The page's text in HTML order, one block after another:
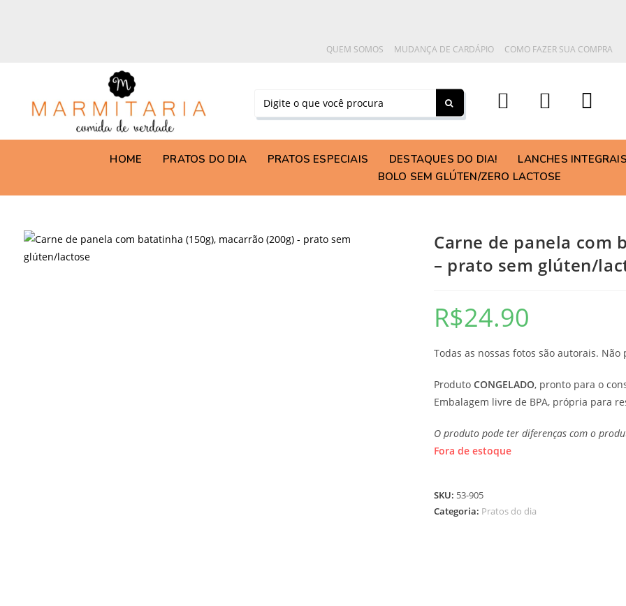
QUEM SOMOS MUDANÇA DE CARDÁPIO COMO FAZER SUA COMPRA
HOME PRATOS DO DIA PRATOS ESPECIAIS DESTAQUES DO DIA! LANCHES INTEGRAIS
BOLO SEM GLÚTEN/ZERO LACTOSE
Carne de panela com
– prato sem glúten/
R$24.90
Todas as nossas fotos são autorais.
Produto CONGELADO, pronto para o
Embalagem livre de BPA, própria para
O produto pode ter diferenças com o
Fora de estoque
SKU: 53-905
Categoria: Pratos do dia